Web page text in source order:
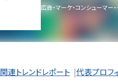
広告・マーケ・コンシューマー
代表プロフ
関連トレンドレポート